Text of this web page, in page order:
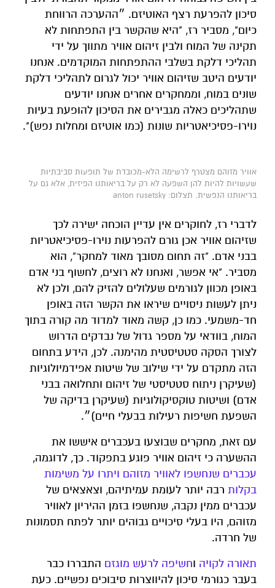
סיכון להפרעת רצף האוטיזם. ״ההערכה הרווחת
כיום", מסביר רז, "היא שהקשר בין התפתחות לא
תקינה של המוח ולבין זיהום אוויר מתווך על ידי
תהליכי דלקת בשלבי ההתפתחות המוקדמים. אנחנו
יודעים היטב שזיהום אוויר יכול לגרום לתהליכי דלקת
שונים במוח, וממחקרים אחרים אנחנו יודעים
שתהליכים כאלה מגבירים את הסיכון להופעת בעיות
נוירו-פסיכיאטריות שונות (כמו אוטיזם ומחלות נפש)".
אוויר מזוהם מצטרף לרשימה הלא-מכובדת של תופעות סביבתיות
שעשויות להיות להן השפעה לא רק על בריאותנו הפיזית, אלא גם על
בריאותנו הנפשית. תצלום: anton rusetsky
לדברי רז, לחוקרים אין עדיין הוכחה ישירה לכך
שזיהום אוויר אכן גורם להפרעות נוירו-פסיכיאטריות
בבני אדם. "זה תחום מסובך מאוד למחקר", הוא
מסביר. "אי אפשר, ואנחנו לא רוצים, לחשוף בני אדם
באופן מכוון לגורמים שעלולים להזיק להם, ולכן לא
ניתן לעשות ניסויים שיראו את הקשר הזה באופן
חד-משמעי. כמו כן, קשה מאוד למדוד מה קורה בתוך
המוח, בוודאי על מספר גדול של נבדקים הדרוש
לצורך הסקה סטטיסטית מהימנה. לכן, הידע בתחום
הזה מתקדם על ידי שילוב של שיטות אפידמיולוגיות
(שעיקרן ניתוח סטטיסטי של זיהום ותחלואה בבני
אדם) ושיטות טוקסיקולוגיות (שעיקרן בדיקה של
השפעת חשיפות רעילות בבעלי חיים)״.
עם זאת, מחקרים שבוצעו בעכברים איששו את
ההשערה כי זיהום אוויר פוגע בתפקוד. כך, לדוגמה,
עכברים שנחשפו לאוויר מזוהם ויתרו על משימות
בקלות רבה יותר לעומת עמיתיהם, וצאצאים של
עכברים ממין נקבה, שנחשפו בזמן ההיריון לאוויר
מזוהם, היו בעלי סיכויים גבוהים יותר לפתח תסמונות
של חרדה.
תאורה לקויה וחשיפה לרעש מוגזם התבררו כבר
בעבר כגורמי סיכון להיווצרות סיבוכים נפשיים. כעת